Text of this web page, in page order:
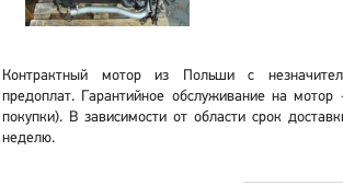
Контрактный мотор из Польши с
предоплат. Гарантийное обслуживание на
покупки). В зависимости от области срок
неделю.